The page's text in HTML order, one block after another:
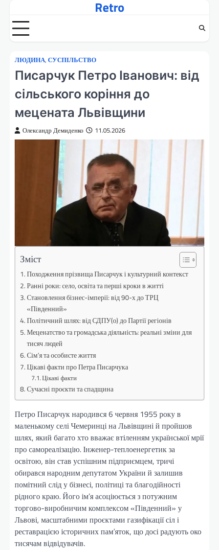
вмісту
Retro
ЛЮДИНА, СУСПІЛЬСТВО
Писарчук Петро Іванович: від
сільського коріння до
мецената Львівщини
Олександр Демиденко 11.05.2026
Зміст
Походження прізвища Писарчук і культурний контекст
Ранні роки: село, освіта та перші кроки в житті
Становлення бізнес-імперії: від 90-х до ТРЦ
«Південний»
Політичний шлях: від СДПУ(о) до Партії регіонів
Меценатство та громадська діяльність: реальні зміни для
тисяч людей
Сім’я та особисте життя
Цікаві факти про Петра Писарчука
Цікаві факти
Сучасні проєкти та спадщина
Петро Писарчук народився 6 червня 1955 року в
маленькому селі Чемеринці на Львівщині й пройшов
шлях, який багато хто вважає втіленням української мрії
про самореалізацію. Інженер-теплоенергетик за
освітою, він став успішним підприємцем, тричі
обирався народним депутатом України й залишив
помітний слід у бізнесі, політиці та благодійності
рідного краю. Його ім’я асоціюється з потужним
торгово-виробничим комплексом «Південний» у
Львові, масштабними проєктами газифікації сіл і
реставрацією історичних пам’яток, що досі радують око
тисячам відвідувачів.